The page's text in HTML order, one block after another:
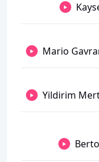
Mario
Yildirim